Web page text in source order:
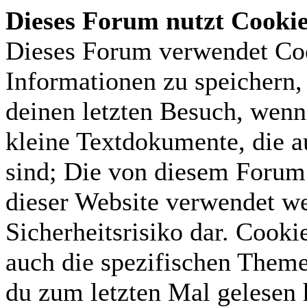
Dieses Forum nutzt
Dieses Forum verwendet
Informationen zu
deinen letzten Besuch,
kleine Textdokumente, die
sind; Die von diesem
dieser Website verwendet
Sicherheitsrisiko dar.
auch die spezifischen
du zum letzten Mal gelesen